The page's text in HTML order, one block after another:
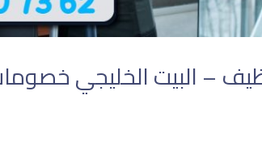
– البيت الخليجي